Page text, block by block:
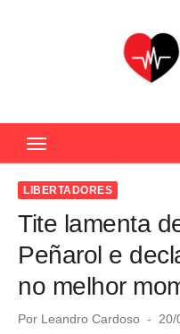
c
LIBERTADORES
Tite lamenta
Peñarol e
no melhor
Por Leandro Cardoso
P
20/